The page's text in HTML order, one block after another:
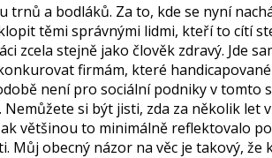
a bodláků. Za to, kde se nyní
těmi správnými lidmi, kteří to cítí
zcela stejně jako člověk zdravý. Jde
firmám, které
není pro sociální podniky v tomto
si být jisti, zda za několik let
většinou to minimálně reflektovalo
obecný názor na věc je takový,